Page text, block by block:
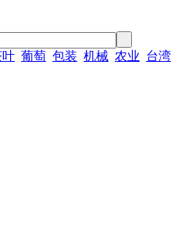
叶 葡萄 包装 机械 农业 台湾